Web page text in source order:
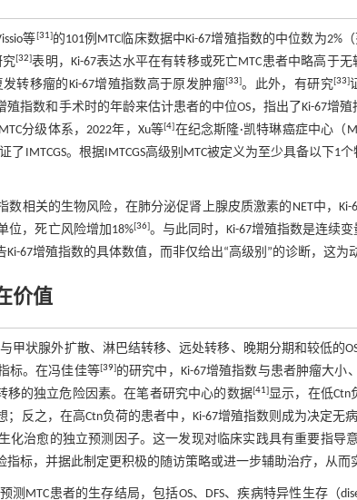
等[31]的101例MTC临床数据中Ki-67增殖指数的中位数为2%
究[32]表明，Ki-67表达水平在有转移或死亡MTC患者中略高于
发转移瘤的Ki-67增殖指数高于原发肿瘤[33]。此外，有研究[33]
指数和手术时的年龄来估计患者的中位OS，指出了Ki-67增殖
分级体系，2022年，Xu等[4]在纪念斯隆·凯特琳癌症中心（
了IMTCGS。根据IMTCGS高级别MTC被定义为至少具备以下1
相关的生物风险，在肺分泌促肾上腺皮质激素的NET中，Ki-
位，死亡风险增加18%[36]。与此同时，Ki-67增殖指数是连续
67增殖指数的具体数值，而非仅给出“高级别”的诊断，这为
价值
甲状腺外扩散、淋巴结转移、远处转移、晚期分期和较低的
标。在冯佳佳等[39]的研究中，Ki-67增殖指数与患者肿瘤大
移的独立危险因素。在笔者研究中心的数据[41]显示，在低Ctn
反之，在高Ctn负荷的患者中，Ki-67增殖指数则成为决定无病
化治愈的独立预测因子。这一发现对临床实践具有重要指导
指标，并据此制定更积极的随访策略或进一步辅助治疗，从而
测MTC患者的生存结局，包括OS、DFS、疾病特异性生存（